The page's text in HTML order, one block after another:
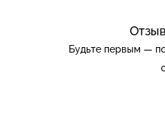
Будьте первым —